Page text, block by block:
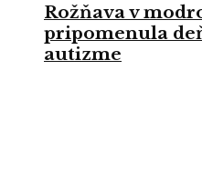
Rožňava v
pripomenula
autizme